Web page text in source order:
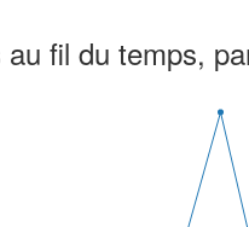
fil du temps,